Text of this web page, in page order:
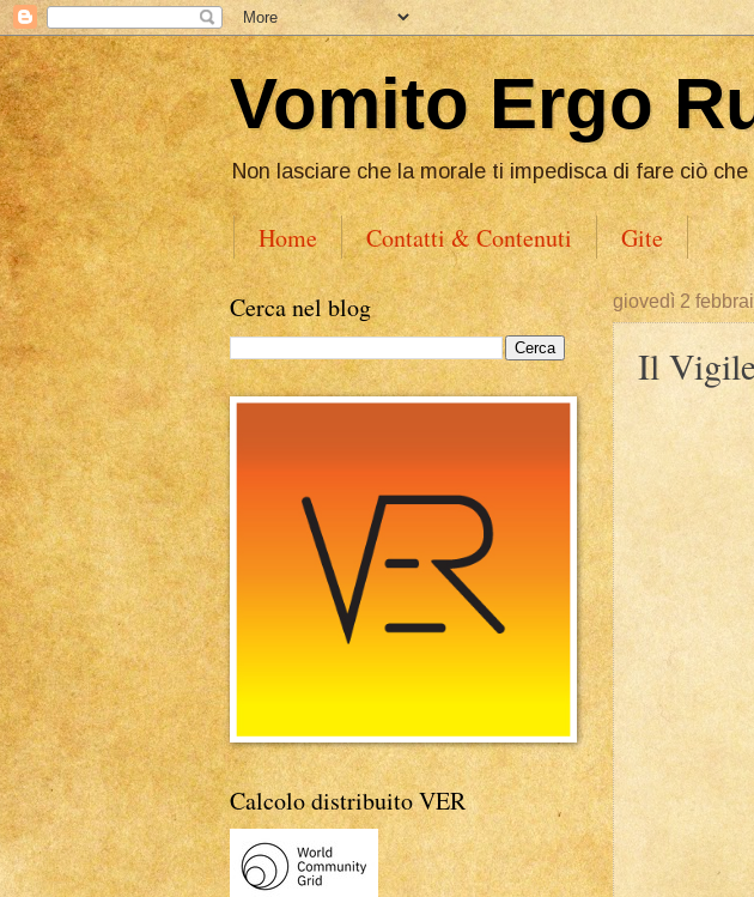
Vomito Ergo
Non lasciare che la morale ti impedisca di fare ciò
Home Contatti & Contenuti Gite
giovedì 2
Il
Cerca nel blog
Calcolo distribuito VER